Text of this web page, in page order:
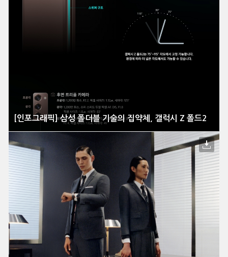
[인포그래픽] 삼성 폴더블 기술의 집약체, 갤럭시 Z 폴드2